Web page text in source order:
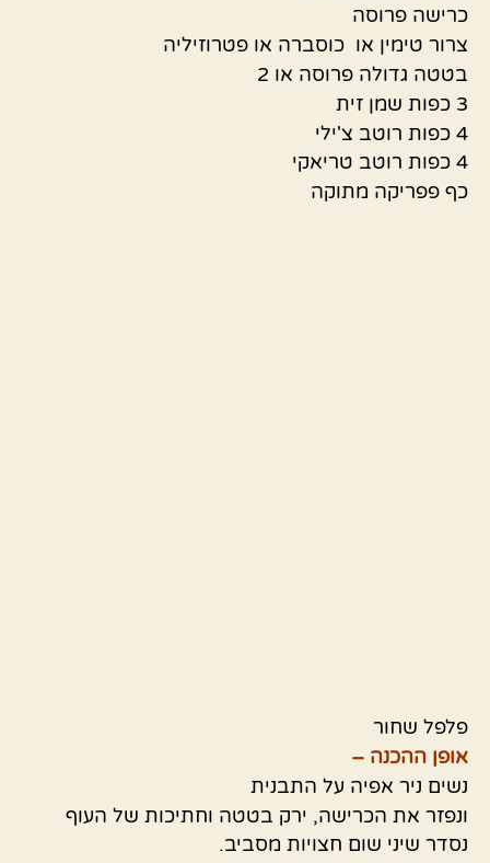
כרישה פרוסה
צרור טימין או כוסברה או פטרוזיליה
בטטה גדולה פרוסה או 2
3 כפות שמן זית
4 כפות רוטב צ'ילי
4 כפות רוטב טריאקי
כף פפריקה מתוקה
פלפל שחור
אופן ההכנה –
נשים ניר אפיה על התבנית
ונפזר את הכרישה, ירק בטטה וחתיכות של העוף
נסדר שיני שום חצויות מסביב.